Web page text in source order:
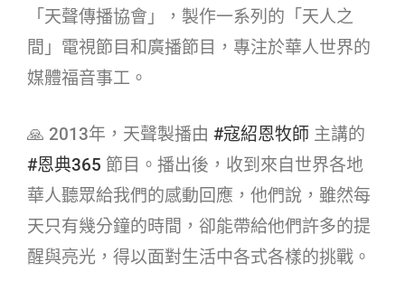
「天聲傳播協會」，製作一系列的「天人之
間」電視節目和廣播節目，專注於華人世界的
媒體福音事工。
🙏 2013年，天聲製播由 #寇紹恩牧師​ 主講的
#恩典365​ 節目。播出後，收到來自世界各地
華人聽眾給我們的感動回應，他們說，雖然每
天只有幾分鐘的時間，卻能帶給他們許多的提
醒與亮光，得以面對生活中各式各樣的挑戰。